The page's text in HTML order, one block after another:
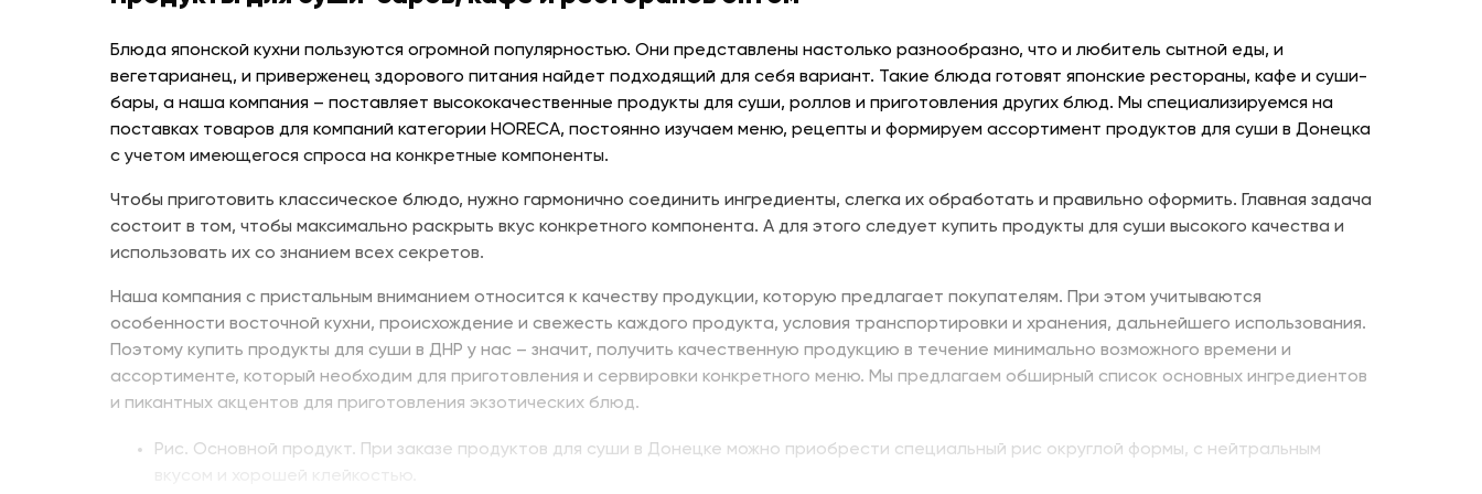
Блюда японской кухни пользуются огромной популярностью. Они представлены настолько разнообразно, что и любитель сытной еды, и
вегетарианец, и приверженец здорового питания найдет подходящий для себя вариант. Такие блюда готовят японские рестораны, кафе и суши-
бары, а наша компания – поставляет высококачественные продукты для суши, роллов и приготовления других блюд. Мы специализируемся на
поставках товаров для компаний категории HORECA, постоянно изучаем меню, рецепты и формируем ассортимент продуктов для суши в Донецка
с учетом имеющегося спроса на конкретные компоненты.
Чтобы приготовить классическое блюдо, нужно гармонично соединить ингредиенты, слегка их обработать и правильно оформить. Главная задача
состоит в том, чтобы максимально раскрыть вкус конкретного компонента. А для этого следует купить продукты для суши высокого качества и
использовать их со знанием всех секретов.
Наша компания с пристальным вниманием относится к качеству продукции, которую предлагает покупателям. При этом учитываются
особенности восточной кухни, происхождение и свежесть каждого продукта, условия транспортировки и хранения, дальнейшего использования.
Поэтому купить продукты для суши в ДНР у нас – значит, получить качественную продукцию в течение минимально возможного времени и
ассортименте, который необходим для приготовления и сервировки конкретного меню. Мы предлагаем обширный список основных ингредиентов
и пикантных акцентов для приготовления экзотических блюд.
Рис. Основной продукт. При заказе продуктов для суши в Донецке можно приобрести специальный рис округлой формы, с нейтральным